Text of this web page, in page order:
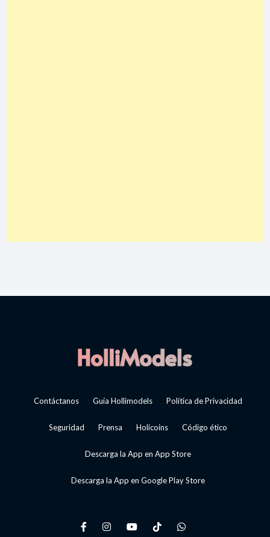
Contáctanos Guía Hollimodels Política de Privacidad
Seguridad Prensa Holicoins Código ético
Descarga la App en App Store
Descarga la App en Google Play Store